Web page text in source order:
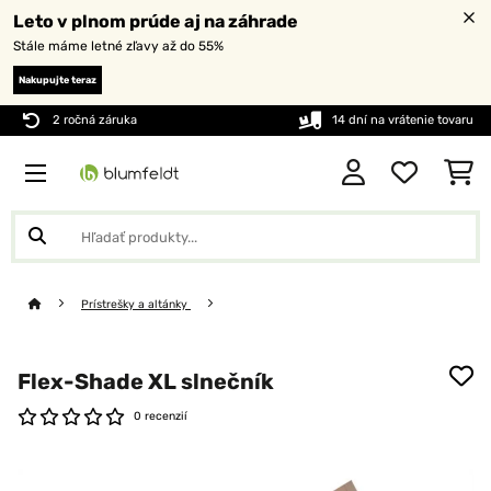
Leto v plnom prúde aj na záhrade
Stále máme letné zľavy až do 55%
Nakupujte teraz
2 ročná záruka 14 dní na vrátenie tovaru
Prístrešky a altánky
Flex-Shade XL slnečník
0 recenzií